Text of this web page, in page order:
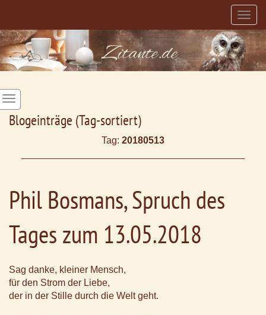
Blogeinträge (Tag-sortiert)
Tag: 20180513
Phil Bosmans, Spruch des
Tages zum 13.05.2018
Sag danke, kleiner Mensch,
für den Strom der Liebe,
der in der Stille durch die Welt geht.